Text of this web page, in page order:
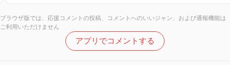
ブラウザ版では、応援コメントの投稿、コメントへのいいジャン、および通報機能は
ご利用いただけません
アプリでコメントする